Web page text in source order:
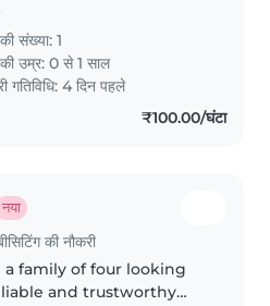
by 3:45 pm just need
care of him for 1.5 hrs
his tuition teacher..
संख्या: 1
की उम्र:0 से 1 साल
गतिविधि: 4 दिन पहले
₹100.00/घंटा
नया
की नौकरी
a family of four looking
and trustworthy